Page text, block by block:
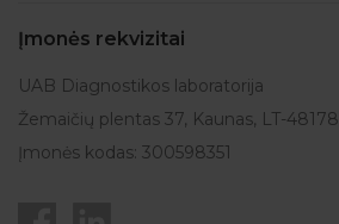
Įmonės rekvizitai
UAB Diagnostikos laboratorija
Žemaičių plentas 37, Kaunas, LT-48178
Įmonės kodas: 300598351